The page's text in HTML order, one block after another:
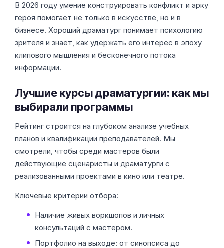
В 2026 году умение конструировать конфликт и арку
героя помогает не только в искусстве, но и в
бизнесе. Хороший драматург понимает психологию
зрителя и знает, как удержать его интерес в эпоху
клипового мышления и бесконечного потока
информации.
Лучшие курсы драматургии: как мы
выбирали программы
Рейтинг строится на глубоком анализе учебных
планов и квалификации преподавателей. Мы
смотрели, чтобы среди мастеров были
действующие сценаристы и драматурги с
реализованными проектами в кино или театре.
Ключевые критерии отбора:
Наличие живых воркшопов и личных
консультаций с мастером.
Портфолио на выходе: от синопсиса до